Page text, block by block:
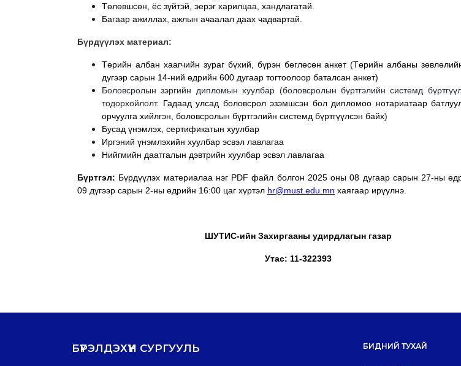
Төлөвшсөн, ёс зүйтэй, эерэг харилцаа, хандлагатай.
Багаар ажиллах, ажлын ачаалал даах чадвартай.
Бүрдүүлэх материал:
Төрийн албан хаагчийн зураг бүхий, бүрэн бөглөсөн анкет (Төрийн албаны
дүгээр сарын 14-ний өдрийн 600 дугаар тогтоолоор баталсан анкет)
Боловсролын зэргийн дипломын хуулбар (боловсролын бүртгэлийн системд
тодорхойлолт. Гадаад улсад боловсрол эзэмшсэн бол дипломоо нотариатаар
орчуулга хийлгэн, боловсролын бүртгэлийн системд бүртгүүлсэн байх)
Бусад үнэмлэх, сертификатын хуулбар
Иргэний үнэмлэхийн хуулбар эсвэл лавлагаа
Нийгмийн даатгалын дэвтрийн хуулбар эсвэл лавлагаа
Бүртгэл: Бүрдүүлэх материалаа нэг PDF файл болгон 2025 оны 08 дугаар сарын 27-ны
09 дүгээр сарын 2-ны өдрийн 16:00 цаг хүртэл hr@must.edu.mn хаягаар ирүүлнэ.
ШУТИС-ийн Захиргааны удирдлагын газар
Утас: 11-322393
БҮРЭЛДЭХҮҮН СУРГУУЛЬ БИДНИЙ ТУХАЙ